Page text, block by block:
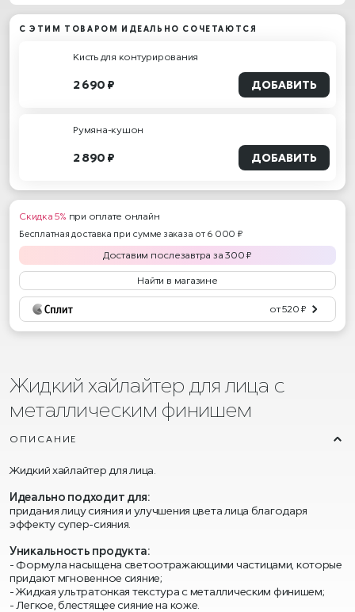
С ЭТИМ ТОВАРОМ ИДЕАЛЬНО СОЧЕТАЮТСЯ
Кисть для контурирования
2 690 ₽ ДОБАВИТЬ
Румяна-кушон
2 890 ₽ ДОБАВИТЬ
Скидка 5% при оплате онлайн
Бесплатная доставка при сумме заказа от 6 000 ₽
Доставим послезавтра за300 ₽
Найти в магазине
от 520 ₽
Жидкий хайлайтер для лица с
металлическим финишем
ОПИСАНИЕ
Жидкий хайлайтер для лица.
Идеально подходит для:
придания лицу сияния и улучшения цвета лица благодаря
эффекту супер-сияния.
Уникальность продукта:
- Формула насыщена светоотражающими частицами, которые
придают мгновенное сияние;
- Жидкая ультратонкая текстура с металлическим финишем;
- Легкое, блестящее сияние на коже.